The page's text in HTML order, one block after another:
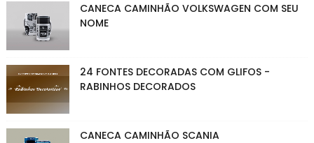
CANECA CAMINHÃO VOLKSWAGEN COM SEU
NOME
24 FONTES DECORADAS COM GLIFOS -
RABINHOS DECORADOS
CANECA CAMINHÃO SCANIA